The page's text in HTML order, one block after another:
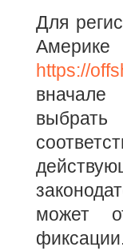
Для
Америке
https://
может